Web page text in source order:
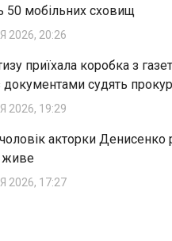
50 мобільних сховищ
2026, 20:26
приїхала коробка з
документами судять
2026, 19:29
акторки Денисенко
живе
2026, 17:27